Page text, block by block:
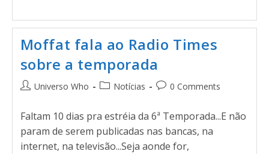
Moffat fala ao Radio Times
sobre a temporada
Universo Who Notícias 0 Comments
Faltam 10 dias pra estréia da 6ª Temporada...E não
param de serem publicadas nas bancas, na
internet, na televisão...Seja aonde for,